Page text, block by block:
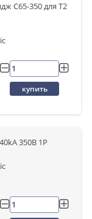
C65-350 для Т2
купить
350В 1P